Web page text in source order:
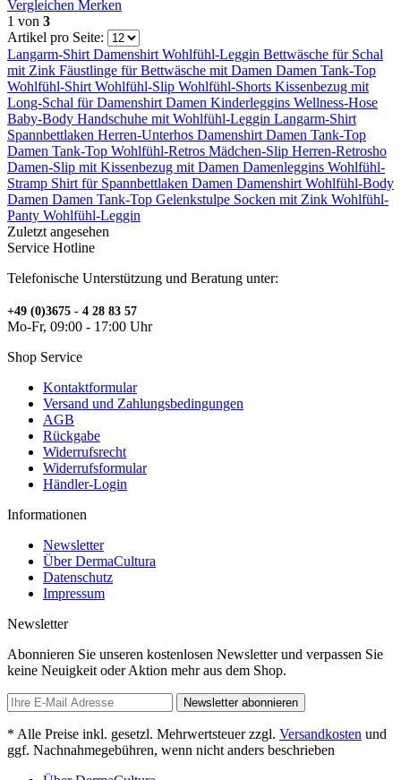
Vergleichen Merken
1 von 3
Artikel pro Seite:
Langarm-Shirt Damenshirt Wohlfühl-Leggin Bettwäsche für Schal
mit Zink Fäustlinge fürBettwäsche mit Damen Damen Tank-Top
Wohlfühl-Shirt Wohlfühl-Slip Wohlfühl-Shorts Kissenbezug mit
Long-Schal fürDamenshirt Damen Kinderleggins Wellness-Hose
Baby-Body Handschuhe mit Wohlfühl-Leggin Langarm-Shirt
Spannbettlaken Herren-Unterhos Damenshirt Damen Tank-Top
Damen Tank-Top Wohlfühl-Retros Mädchen-Slip Herren-Retrosho
Damen-Slip mit Kissenbezug mit Damen Damenleggins Wohlfühl-
Stramp Shirt für Spannbettlaken Damen Damenshirt Wohlfühl-Body
Damen Damen Tank-Top Gelenkstulpe Socken mit Zink Wohlfühl-
Panty Wohlfühl-Leggin
Zuletzt angesehen
Service Hotline
Telefonische Unterstützung und Beratung unter:
+49 (0)3675 - 4 28 83 57
Mo-Fr, 09:00 - 17:00 Uhr
Shop Service
Kontaktformular
Versand und Zahlungsbedingungen
AGB
Rückgabe
Widerrufsrecht
Widerrufsformular
Händler-Login
Informationen
Newsletter
Über DermaCultura
Datenschutz
Impressum
Newsletter
Abonnieren Sie unseren kostenlosen Newsletter und verpassen Sie
keine Neuigkeit oder Aktion mehr aus dem Shop.
Newsletter abonnieren
* Alle Preise inkl. gesetzl. Mehrwertsteuer zzgl. Versandkosten und
ggf. Nachnahmegebühren, wenn nicht anders beschrieben